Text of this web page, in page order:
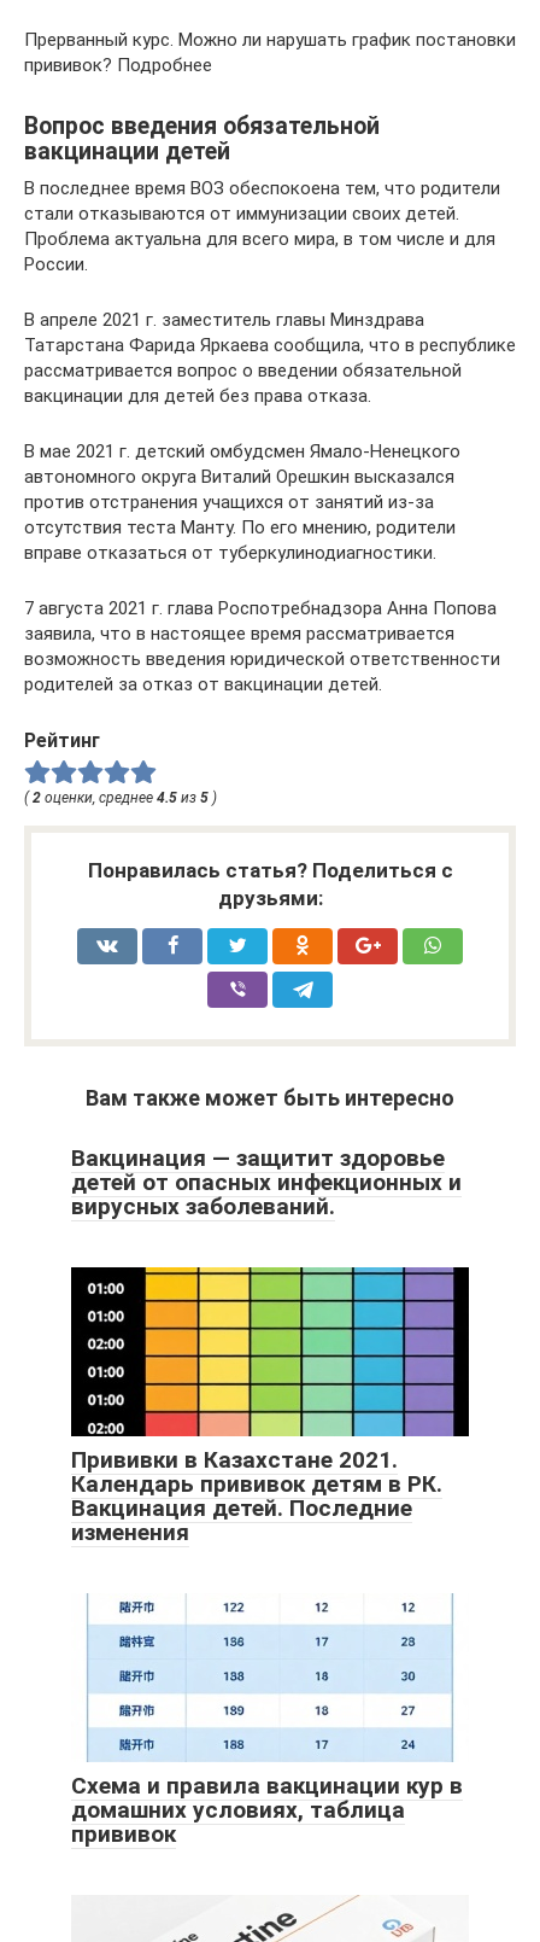
Прерванный курс. Можно ли нарушать график постановки
прививок? Подробнее
Вопрос введения обязательной
вакцинации детей
В последнее время ВОЗ обеспокоена тем, что родители
стали отказываются от иммунизации своих детей.
Проблема актуальна для всего мира, в том числе и для
России.
В апреле 2021 г. заместитель главы Минздрава
Татарстана Фарида Яркаева сообщила, что в республике
рассматривается вопрос о введении обязательной
вакцинации для детей без права отказа.
В мае 2021 г. детский омбудсмен Ямало-Ненецкого
автономного округа Виталий Орешкин высказался
против отстранения учащихся от занятий из-за
отсутствия теста Манту. По его мнению, родители
вправе отказаться от туберкулинодиагностики.
7 августа 2021 г. глава Роспотребнадзора Анна Попова
заявила, что в настоящее время рассматривается
возможность введения юридической ответственности
родителей за отказ от вакцинации детей.
Рейтинг
(2 оценки, среднее 4.5 из 5 )
Понравилась статья? Поделиться с
друзьями:
Вам также может быть интересно
Вакцинация — защитит здоровье
детей от опасных инфекционных и
вирусных заболеваний.
Прививки в Казахстане 2021.
Календарь прививок детям в РК.
Вакцинация детей. Последние
изменения
Схема и правила вакцинации кур в
домашних условиях, таблица
прививок